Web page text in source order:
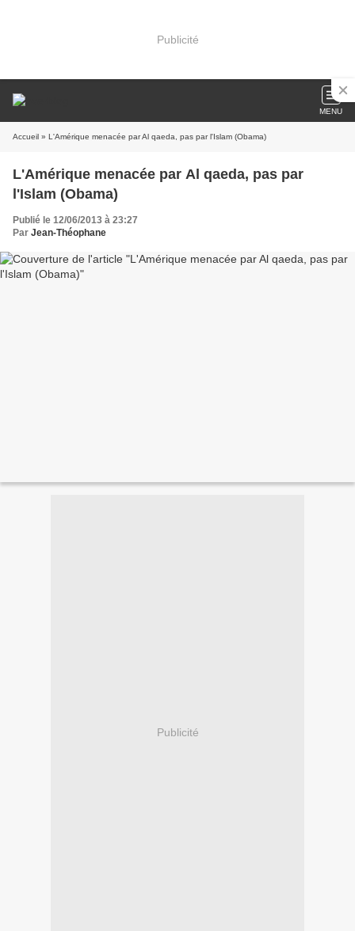
Publicité
MENU
Accueil » L'Amérique menacée par Al qaeda, pas par l'Islam (Obama)
L'Amérique menacée par Al qaeda, pas par
l'Islam (Obama)
Publié le 12/06/2013 à 23:27
Par Jean-Théophane
Publicité